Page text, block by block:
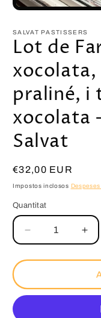
SALVAT PASTISSERS
Lot de
xocolata,
praliné, i
xocolata
Salvat
€32,00 EUR
Impostos inclosos
Quantitat
Reduir